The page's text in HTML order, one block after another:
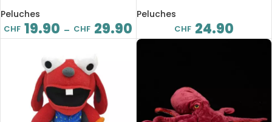
de 35 à 50 cm
Peluches
CHF 19.90 – CHF 29.90
Peluches
CHF 24.90